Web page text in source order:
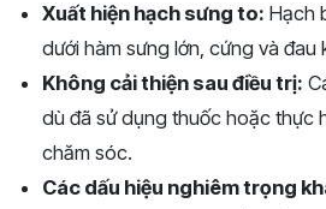
Xuất hiện hạch sưng to: Hạch
dưới hàm sưng lớn, cứng và đau
Không cải thiện sau điều trị:
dù đã sử dụng thuốc hoặc thực
chăm sóc.
Các dấu hiệu nghiêm trọng